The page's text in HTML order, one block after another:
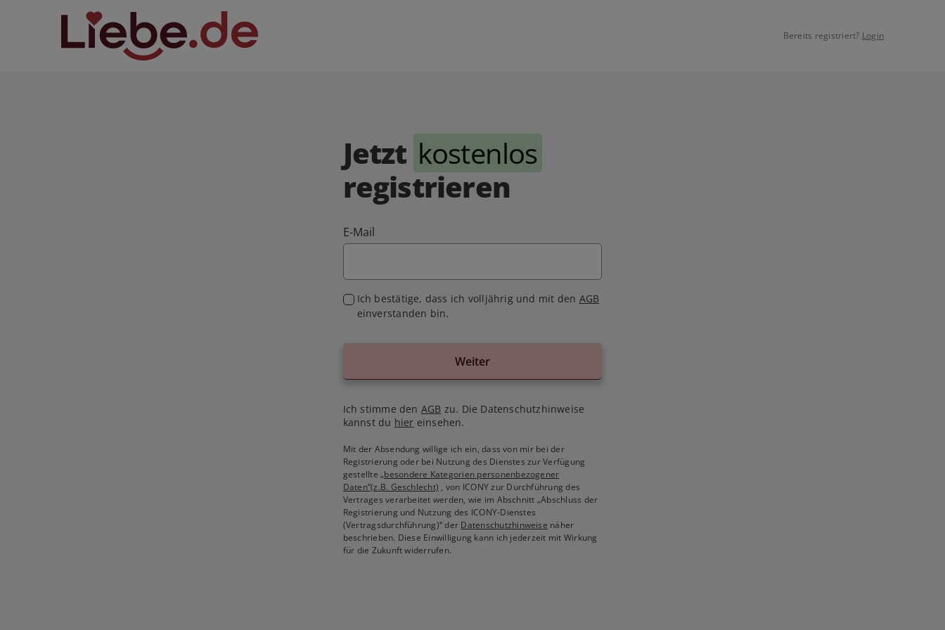
Bereits registriert? Login
Jetzt kostenlos
registrieren
E-Mail
Ich bestätige, dass ich volljährig und mit den AGB
einverstanden bin.
Weiter
Ich stimme den AGB zu. Die Datenschutzhinweise
kannst du hier einsehen.
Mit der Absendung willige ich ein, dass von mir bei der
Registrierung oder bei Nutzung des Dienstes zur Verfügung
gestellte„besondere Kategorien personenbezogener
Daten“(z.B. Geschlecht) , von ICONY zur Durchführung des
Vertrages verarbeitet werden, wie im Abschnitt „Abschluss der
Registrierung und Nutzung des ICONY-Dienstes
(Vertragsdurchführung)“ der Datenschutzhinweise näher
beschrieben. Diese Einwilligung kann ich jederzeit mit Wirkung
für die Zukunft widerrufen.